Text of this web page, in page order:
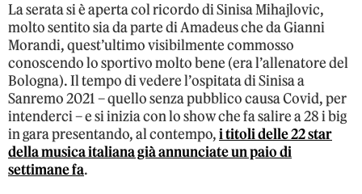
La serata si è aperta col ricordo di Sinisa Mihajlovic,
molto sentito sia da parte di Amadeus che da Gianni
Morandi, quest’ultimo visibilmente commosso
conoscendo lo sportivo molto bene (era l’allenatore del
Bologna). Il tempo di vedere l’ospitata di Sinisa a
Sanremo 2021 – quello senza pubblico causa Covid, per
intenderci – e si inizia con lo show che fa salire a 28 i big
in gara presentando, al contempo,i titoli delle 22 star
della musica italiana già annunciate un paio di
settimane fa.